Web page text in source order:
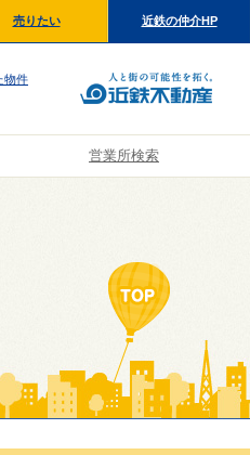
売りたい 近鉄の仲介HP
物件
営業所検索